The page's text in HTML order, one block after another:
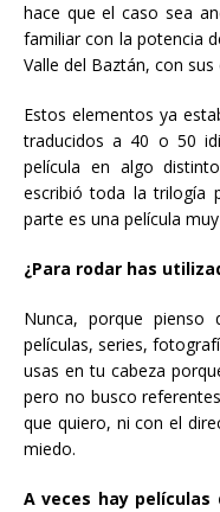
hace que el caso sea
familiar con la potencia
Valle del Baztán, con
Estos elementos ya
traducidos a 40 o 50
película en algo
escribió toda la trilogía
parte es una película
¿Para rodar has
Nunca, porque
películas, series,
usas en tu cabeza
pero no busco
que quiero, ni con el
miedo.
A veces hay